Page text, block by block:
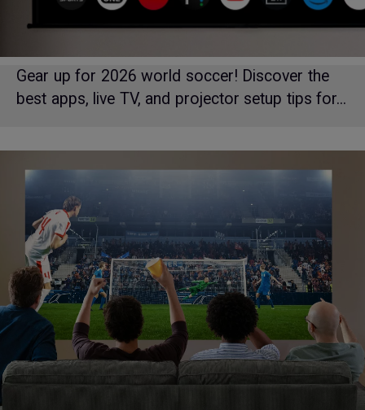
Gear up for 2026 world soccer! Discover the
best apps, live TV, and projector setup tips for...